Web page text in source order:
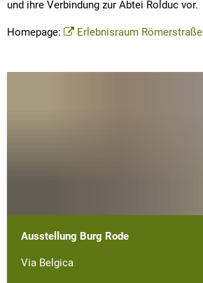
und ihre Verbindung zur Abtei Rolduc vor.
Homepage: Erlebnisraum Römerstraße
Ausstellung Burg Rode
Via Belgica